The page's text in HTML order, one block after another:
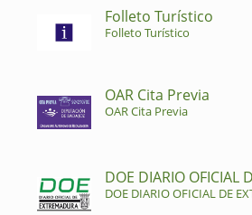
Folleto Turístico
Folleto Turístico
OAR Cita Previa
OAR Cita Previa
DOE DIARIO OFICIAL
DOE DIARIO OFICIAL DE